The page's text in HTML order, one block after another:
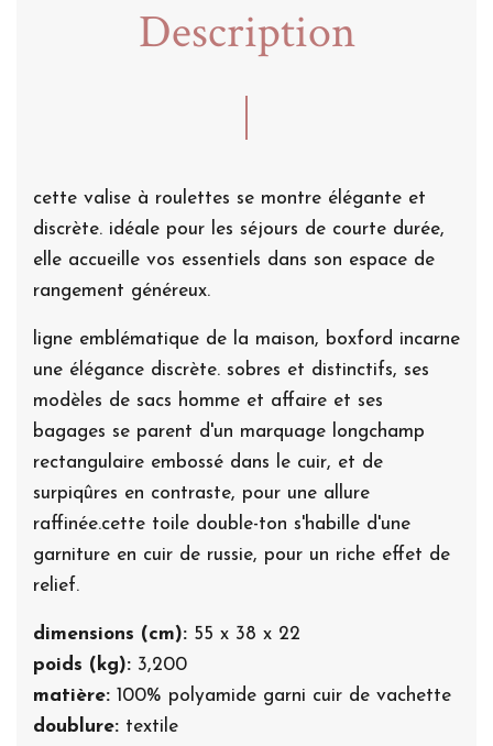
Description
cette valise à roulettes se montre élégante et
discrète. idéale pour les séjours de courte durée,
elle accueille vos essentiels dans son espace de
rangement généreux.
ligne emblématique de la maison, boxford incarne
une élégance discrète. sobres et distinctifs, ses
modèles de sacs homme et affaire et ses
bagages se parent d'un marquage longchamp
rectangulaire embossé dans le cuir, et de
surpiqûres en contraste, pour une allure
raffinée.cette toile double-ton s'habille d'une
garniture en cuir de russie, pour un riche effet de
relief.
dimensions (cm): 55 x 38 x 22
poids (kg): 3,200
matière: 100% polyamide garni cuir de vachette
doublure: textile